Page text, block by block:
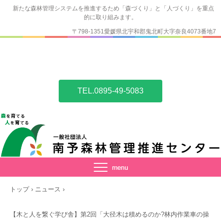
新たな森林管理システムを推進するため「森づくり」と「人づくり」を重点
的に取り組みます。
TEL.0895-49-5083
〒798-1351愛媛県北宇和郡鬼北町大字奈良4073番地7
トップ › ニュース ›
【木と人を繋ぐ学び舎】第2回「大径木は積めるのか?林内作業車の操